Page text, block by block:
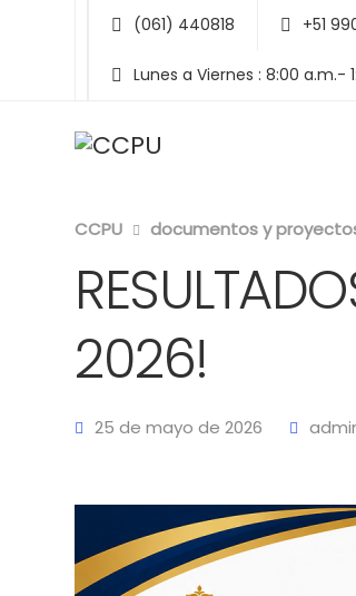
(061) 440818 +51
Lunes a Viernes : 8:00 a.m.-
CCPU documentos y
2026!
25 de mayo de 2026